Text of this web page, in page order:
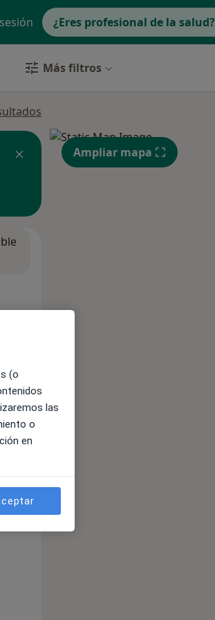
¿Eres profesional de la salud?
Más filtros
Ampliar mapa
(o
las
o
en